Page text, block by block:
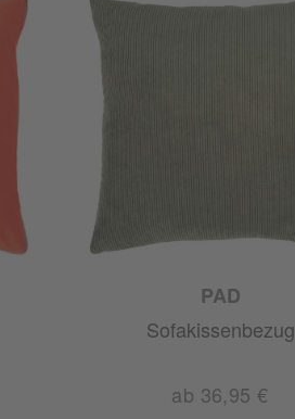
PAD
Sofakissenbezug
ab 36,95 €